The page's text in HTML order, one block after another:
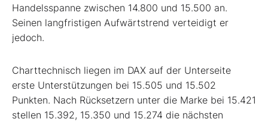
Handelsspanne zwischen 14.800 und 15.500 an.
Seinen langfristigen Aufwärtstrend verteidigt er
jedoch.
Charttechnisch liegen im DAX auf der Unterseite
erste Unterstützungen bei 15.505 und 15.502
Punkten. Nach Rücksetzern unter die Marke bei 15.421
stellen 15.392, 15.350 und 15.274 die nächsten